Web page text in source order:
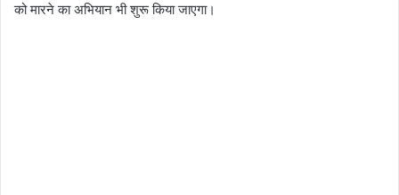
को मारने का अभियान भी शुरू किया जाएगा।